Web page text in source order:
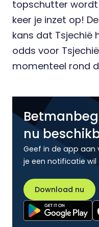
topschutter wordt
keer je inzet op!
kans dat Tsjechië
odds voor
momenteel rond
nu
Geef in de app aan
je een notificatie
Download nu